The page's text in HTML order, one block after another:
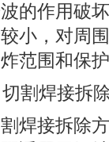
的作用破
小，对周
范围和保
割焊接拆
焊接拆除